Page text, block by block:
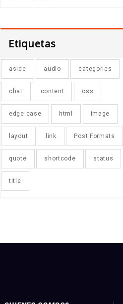
Etiquetas
aside audio categories
chat content css
edge case html image
layout link Post Formats
quote shortcode status
title